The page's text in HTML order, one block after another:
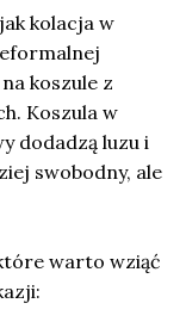
kolacja w
koszule z
Koszula w
dodadzą luzu i
swobodny, ale
warto wziąć